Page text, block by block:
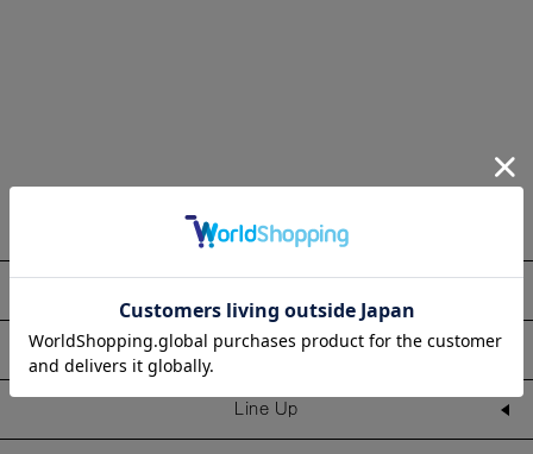
Information
Line Up